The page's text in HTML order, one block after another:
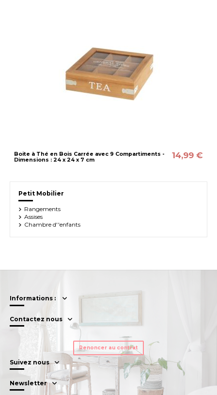
Boite à Thé en Bois Carrée avec 9 Compartiments -
Dimensions : 24 x 24 x 7 cm
14,99 €
Petit Mobilier
Rangements
Assises
Chambre d''enfants
Informations :
Contactez nous
Renoncer au contrat
Suivez nous
Newsletter